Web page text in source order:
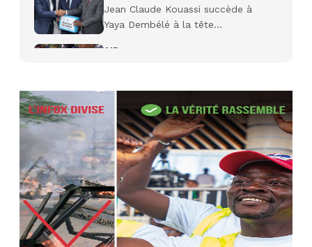
Jean Claude Kouassi succède à
Yaya Dembélé à la tête...
AIP
Camara tué lors d’attaques...
22 avr. 2026, 16:41
Des bureaux ravagés dans un
incendie survenu à la mairie...
AIP
10 avr. 2026, 09:48
Nommé Médiateur de la
République, Gaoussou Touré prend